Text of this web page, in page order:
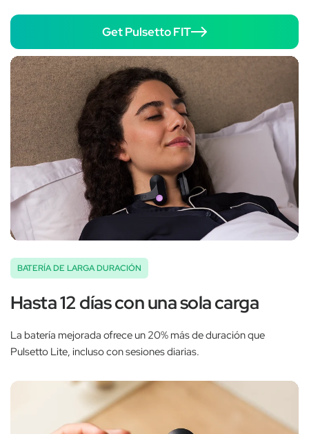
Get Pulsetto FIT
BATERÍA DE LARGA DURACIÓN
Hasta 12 días con una sola carga
La batería mejorada ofrece un 20% más de duración que
Pulsetto Lite, incluso con sesiones diarias.